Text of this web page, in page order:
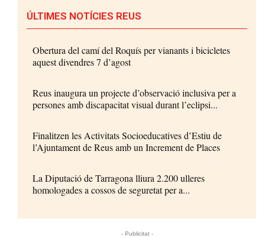
ÚLTIMES NOTÍCIES REUS
Obertura del camí del Roquís per vianants i bicicletes
aquest divendres 7 d’agost
Reus inaugura un projecte d’observació inclusiva per a
persones amb discapacitat visual durant l’eclipsi...
Finalitzen les Activitats Socioeducatives d’Estiu de
l’Ajuntament de Reus amb un Increment de Places
La Diputació de Tarragona lliura 2.200 ulleres
homologades a cossos de seguretat per a...
- Publicitat -